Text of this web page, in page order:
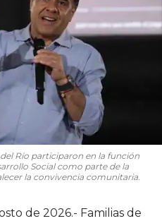
Río participaron en la función
Social como parte de la
la convivencia comunitaria.
de 2026.- Familias de